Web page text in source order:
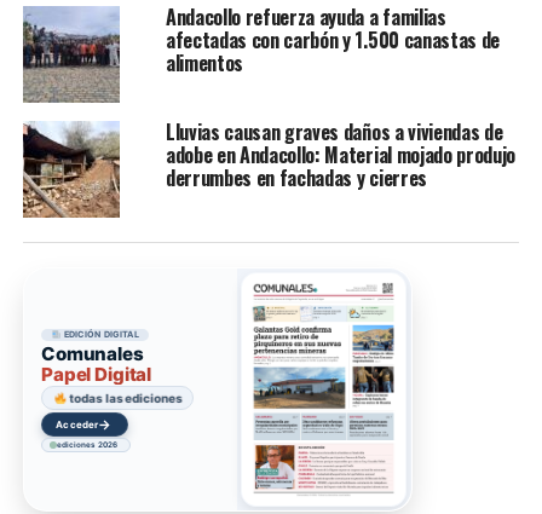
Andacollo refuerza ayuda a familias
afectadas con carbón y 1.500 canastas de
alimentos
Lluvias causan graves daños a viviendas de
adobe en Andacollo: Material mojado produjo
derrumbes en fachadas y cierres
EDICIÓN DIGITAL
Comunales
Papel Digital
todas las ediciones
Acceder→
ediciones 2026